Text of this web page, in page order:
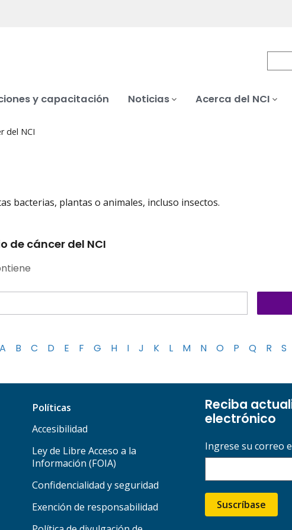
y capacitación Noticias Acerca del NCI
del NCI
bacterias, plantas o animales, incluso insectos.
de cáncer del NCI
A B C D E F G H I J K L M N O P Q R S
Políticas
Accesibilidad
Ley de Libre Acceso a la
Información (FOIA)
Confidencialidad y seguridad
Exención de responsabilidad
Reciba
electrónico
Ingrese su correo
Suscríbase